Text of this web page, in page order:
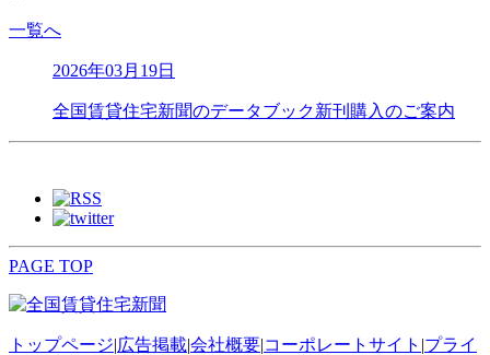
一覧へ
2026年03月19日
全国賃貸住宅新聞のデータブック新刊購入のご案内
PAGE TOP
トップページ|広告掲載|会社概要|コーポレートサイト |プライ